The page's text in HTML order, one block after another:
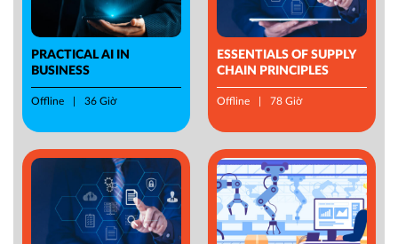
PRACTICAL AI IN
BUSINESS
Offline 36 Giờ
ESSENTIALS OF SUPPLY
CHAIN PRINCIPLES
Offline 78 Giờ